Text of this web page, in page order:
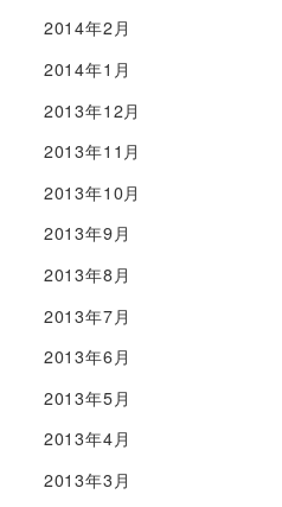
2014年2月
2014年1月
2013年12月
2013年11月
2013年10月
2013年9月
2013年8月
2013年7月
2013年6月
2013年5月
2013年4月
2013年3月